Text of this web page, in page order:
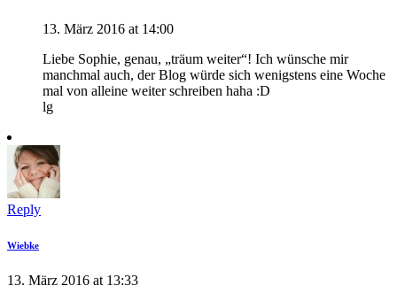
13. März 2016 at 14:00
Liebe Sophie, genau, „träum weiter“! Ich wünsche mir
manchmal auch, der Blog würde sich wenigstens eine Woche
mal von alleine weiter schreiben haha :D
lg
Reply
Wiebke
13. März 2016 at 13:33